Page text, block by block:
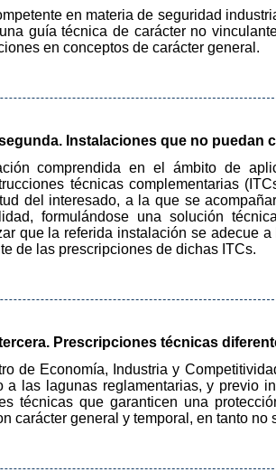
en materia de seguridad
guía técnica de carácter no
en conceptos de carácter general.
Instalaciones que no puedan
comprendida en el ámbito de
técnicas complementarias
del interesado, a la que se
formulándose una solución
que la referida instalación se adecue
de las prescripciones de dichas ITCs.
Prescripciones técnicas
de Economía, Industria y
a las lagunas reglamentarias, y previo
técnicas que garanticen una
carácter general y temporal, en tanto no